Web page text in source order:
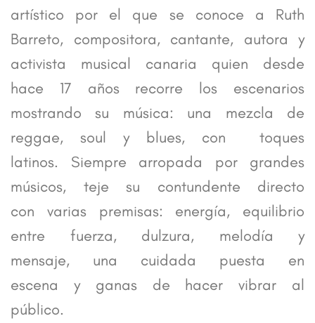
artístico por el que se conoce a Ruth
Barreto, compositora, cantante, autora y
activista musical canaria quien desde
hace 17 años recorre los escenarios
mostrando su música: una mezcla de
reggae, soul y blues, con toques
latinos. Siempre arropada por grandes
músicos, teje su contundente directo
con varias premisas: energía, equilibrio
entre fuerza, dulzura, melodía y
mensaje, una cuidada puesta en
escena y ganas de hacer vibrar al
público.